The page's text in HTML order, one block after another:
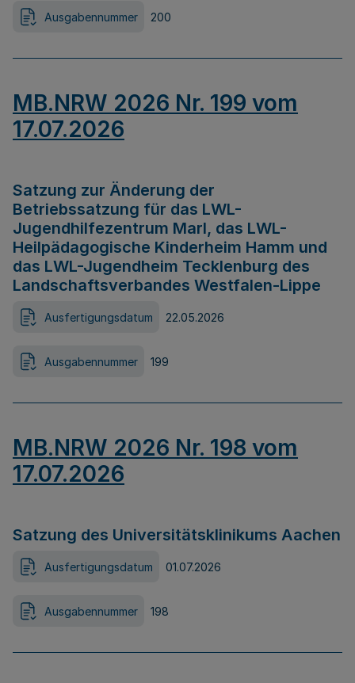
Ausgabennummer 200
MB.NRW 2026 Nr. 199 vom
17.07.2026
Satzung zur Änderung der
Betriebssatzung für das LWL-
Jugendhilfezentrum Marl, das LWL-
Heilpädagogische Kinderheim Hamm und
das LWL-Jugendheim Tecklenburg des
Landschaftsverbandes Westfalen-Lippe
Ausfertigungsdatum 22.05.2026
Ausgabennummer 199
MB.NRW 2026 Nr. 198 vom
17.07.2026
Satzung des Universitätsklinikums Aachen
Ausfertigungsdatum 01.07.2026
Ausgabennummer 198